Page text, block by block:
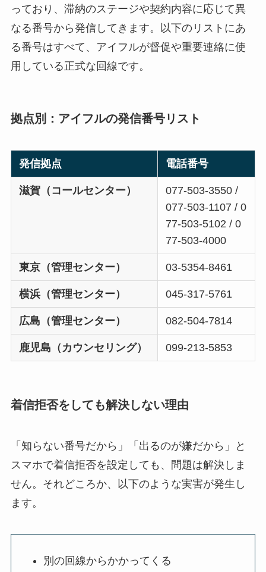
っており、滞納のステージや契約内容に応じて異
なる番号から発信してきます。以下のリストにあ
る番号はすべて、アイフルが督促や重要連絡に使
用している正式な回線です。
拠点別：アイフルの発信番号リスト
発信拠点 電話番号
滋賀（コールセンター）
077-503-3550 /
077-503-1107 / 0
77-503-5102 / 0
77-503-4000
東京（管理センター） 03-5354-8461
横浜（管理センター） 045-317-5761
広島（管理センター） 082-504-7814
鹿児島（カウンセリング） 099-213-5853
着信拒否をしても解決しない理由
「知らない番号だから」「出るのが嫌だから」と
スマホで着信拒否を設定しても、問題は解決しま
せん。それどころか、以下のような実害が発生し
ます。
別の回線からかかってくる